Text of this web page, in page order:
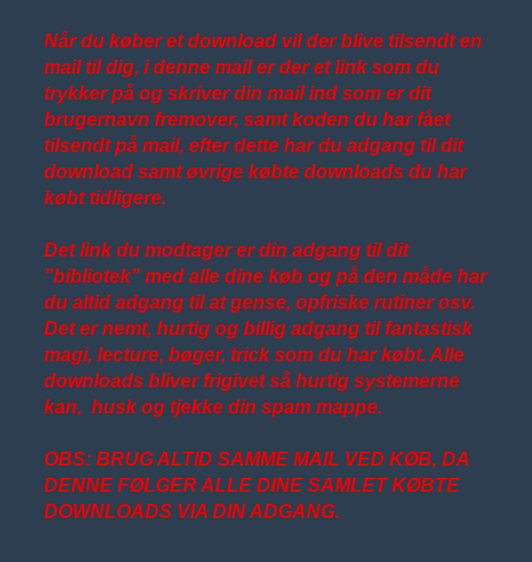
Når du køber et download vil der blive tilsendt en
mail til dig, i denne mail er der et link som du
trykker på og skriver din mail ind som er dit
brugernavn fremover, samt koden du har fået
tilsendt på mail, efter dette har du adgang til dit
download samt øvrige købte downloads du har
købt tidligere.
Det link du modtager er din adgang til dit
”bibliotek” med alle dine køb og på den måde har
du altid adgang til at gense, opfriske rutiner osv.
Det er nemt, hurtig og billig adgang til fantastisk
magi, lecture, bøger, trick som du har købt. Alle
downloads bliver frigivet så hurtig systemerne
kan, husk og tjekke din spam mappe.
OBS: BRUG ALTID SAMME MAIL VED KØB, DA
DENNE FØLGER ALLE DINE SAMLET KØBTE
DOWNLOADS VIA DIN ADGANG.